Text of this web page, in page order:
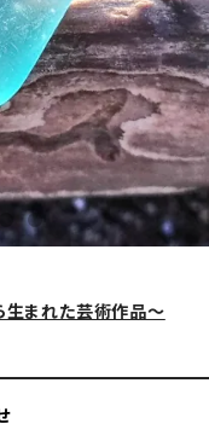
まれた芸術作品～